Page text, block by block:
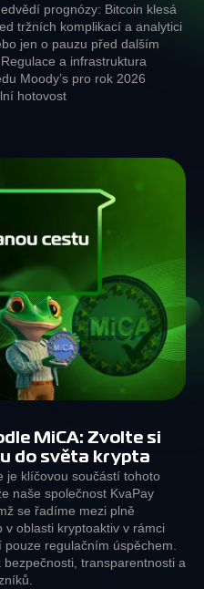
prognózy: Bitcoin klesá
tržních komplikací a analytici
jen o pauzu před dalším
a infrastruktura
Moody’s pro rok 2026
hotovost
MiCA: Zvolte si
do světa krypta
je klíčovou součástí tohoto
naše společnost KvaPay
se řadíme mezi plně
v oblasti kryptoaktiv v rámci
regulačním úspěchem.
transparentnosti a